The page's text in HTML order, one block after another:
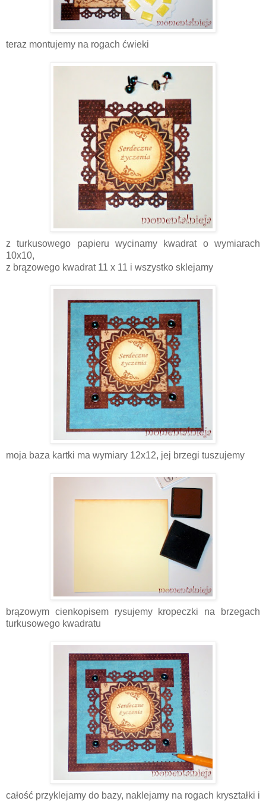
teraz montujemy na rogach ćwieki
z turkusowego papieru wycinamy kwadrat o wymiarach
10x10,
z brązowego kwadrat 11 x 11 i wszystko sklejamy
moja baza kartki ma wymiary 12x12, jej brzegi tuszujemy
brązowym cienkopisem rysujemy kropeczki na brzegach
turkusowego kwadratu
całość przyklejamy do bazy, naklejamy na rogach kryształki i